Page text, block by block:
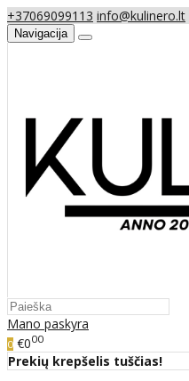
+37069099113 info@kulinero.lt
Navigacija
Mano paskyra
0 €000
Prekių krepšelis tuščias!